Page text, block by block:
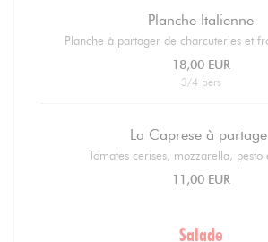
Planche Italienne
Planche à partager de charcuteries et
18,00 EUR
3/4 pers
La Caprese à
Tomates cerises, mozzarella, pesto
11,00 EUR
Salade